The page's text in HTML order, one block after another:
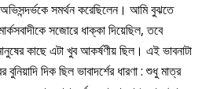
অভিসন্দর্ভকে সমর্থন করেছিলেন। আমি বুঝতে
সজোরে ধাক্কা দিয়েছিল, তবে
কাছে এটা খুব আকর্ষণীয় ছিল। এই ভাবনাটা
বুনিয়াদি দিক ছিল ভাবাদর্শের ধারণা : শুধু মাত্র